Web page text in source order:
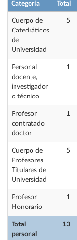
Categoría Total
Total
personal
13
Cuerpo de
Catedráticos
de
Universidad
5
Personal
docente,
investigador
o técnico
1
Profesor
contratado
doctor
1
Cuerpo de
Profesores
Titulares de
Universidad
5
Profesor
Honorario
1